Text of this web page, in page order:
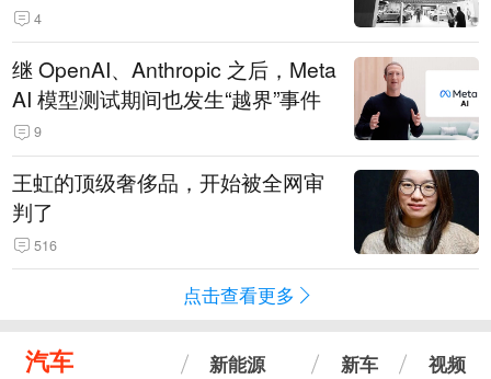
14.3万辆
4
继 OpenAI、Anthropic 之后，Meta
AI 模型测试期间也发生“越界”事件
9
王虹的顶级奢侈品，开始被全网审
判了
516
点击查看更多
汽车 新能源 新车 视频